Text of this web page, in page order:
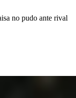
no pudo ante rival